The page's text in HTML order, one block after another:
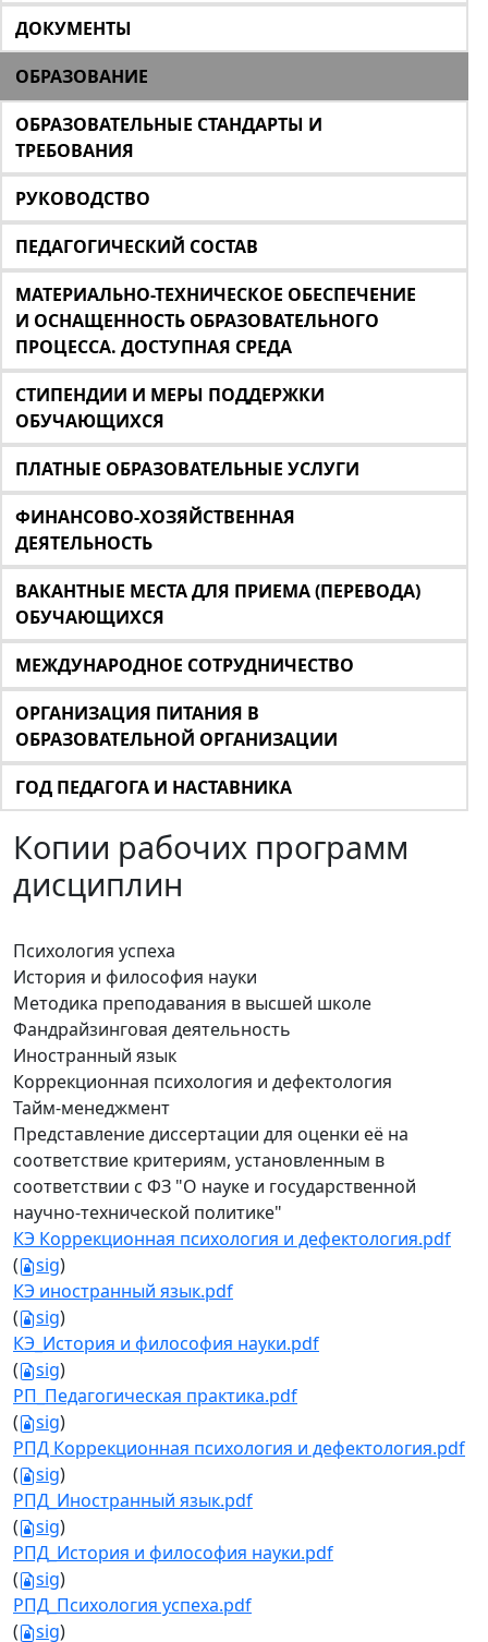
ДОКУМЕНТЫ
ОБРАЗОВАНИЕ
ОБРАЗОВАТЕЛЬНЫЕ СТАНДАРТЫ И
ТРЕБОВАНИЯ
РУКОВОДСТВО
ПЕДАГОГИЧЕСКИЙ СОСТАВ
МАТЕРИАЛЬНО-ТЕХНИЧЕСКОЕ ОБЕСПЕЧЕНИЕ
И ОСНАЩЕННОСТЬ ОБРАЗОВАТЕЛЬНОГО
ПРОЦЕССА. ДОСТУПНАЯ СРЕДА
СТИПЕНДИИ И МЕРЫ ПОДДЕРЖКИ
ОБУЧАЮЩИХСЯ
ПЛАТНЫЕ ОБРАЗОВАТЕЛЬНЫЕ УСЛУГИ
ФИНАНСОВО-ХОЗЯЙСТВЕННАЯ
ДЕЯТЕЛЬНОСТЬ
ВАКАНТНЫЕ МЕСТА ДЛЯ ПРИЕМА (ПЕРЕВОДА)
ОБУЧАЮЩИХСЯ
МЕЖДУНАРОДНОЕ СОТРУДНИЧЕСТВО
ОРГАНИЗАЦИЯ ПИТАНИЯ В
ОБРАЗОВАТЕЛЬНОЙ ОРГАНИЗАЦИИ
ГОД ПЕДАГОГА И НАСТАВНИКА
Копии рабочих программ
дисциплин
Психология успеха
История и философия науки
Методика преподавания в высшей школе
Фандрайзинговая деятельность
Иностранный язык
Коррекционная психология и дефектология
Тайм-менеджмент
Представление диссертации для оценки её на
соответствие критериям, установленным в
соответствии с ФЗ "О науке и государственной
научно-технической политике"
КЭ Коррекционная психология и дефектология.pdf
(
sig)
КЭ иностранный язык.pdf
(
sig)
КЭ_История и философия науки.pdf
(
sig)
РП_Педагогическая практика.pdf
(
sig)
РПД Коррекционная психология и дефектология.pdf
(
sig)
РПД_Иностранный язык.pdf
(
sig)
РПД_История и философия науки.pdf
(
sig)
РПД_Психология успеха.pdf
(
sig)